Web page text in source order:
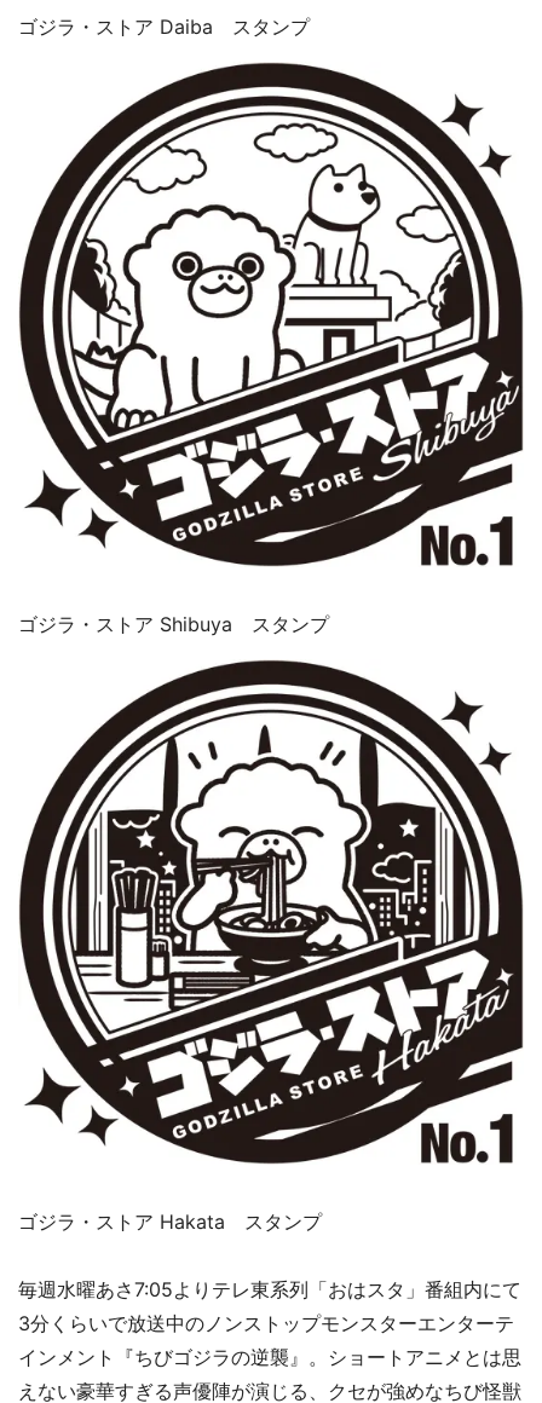
ゴジラ・ストア Daiba スタンプ
ゴジラ・ストア Shibuya スタンプ
ゴジラ・ストア Hakata スタンプ
毎週水曜あさ7:05よりテレ東系列「おはスタ」番組内にて
3分くらいで放送中のノンストップモンスターエンターテ
インメント『ちびゴジラの逆襲』。ショートアニメとは思
えない豪華すぎる声優陣が演じる、クセが強めなちび怪獣